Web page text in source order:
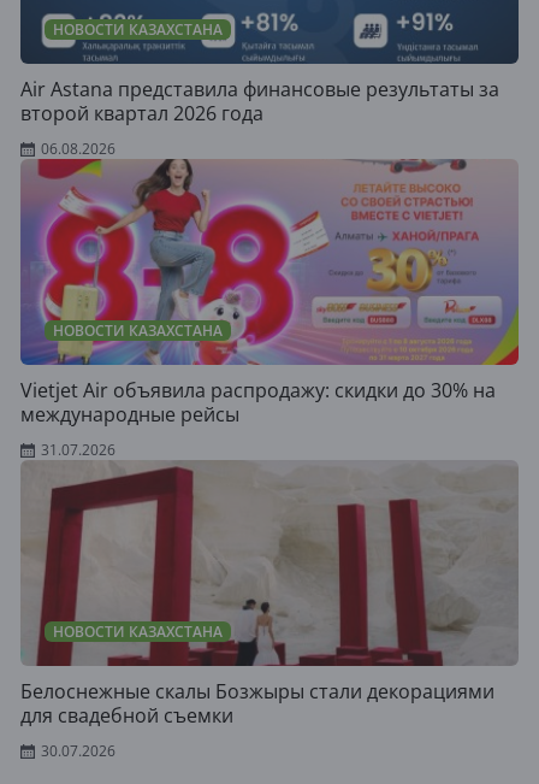
НОВОСТИ КАЗАХСТАНА
Air Astana представила финансовые результаты за
второй квартал 2026 года
06.08.2026
НОВОСТИ КАЗАХСТАНА
Vietjet Air объявила распродажу: скидки до 30% на
международные рейсы
31.07.2026
НОВОСТИ КАЗАХСТАНА
Белоснежные скалы Бозжыры стали декорациями
для свадебной съемки
30.07.2026